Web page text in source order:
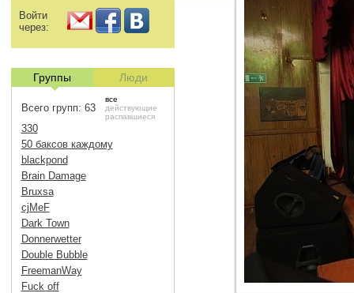
Войти
через:
Группы Люди
Всего групп: 63
все
действующие
распавшиеся
330
50 баксов каждому
blackpond
Brain Damage
Bruxsa
cjMeF
Dark Town
Donnerwetter
Double Bubble
FreemanWay
Fuck off